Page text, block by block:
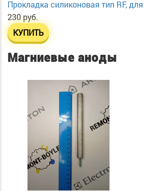
Прокладка силиконовая тип RF,
230 руб.
КУПИТЬ
Магниевые аноды